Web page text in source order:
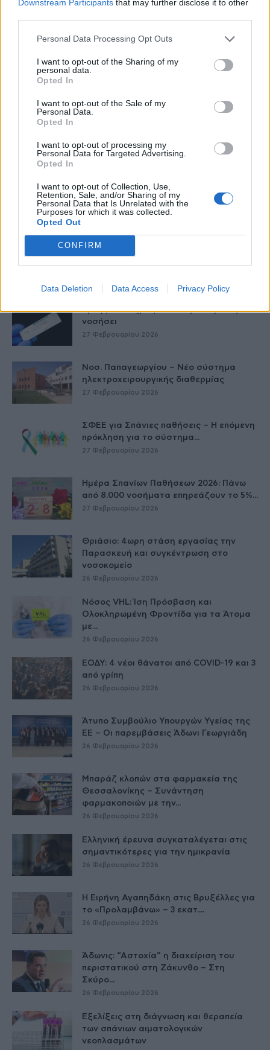
Downstream Participants that may further disclose it to other
Personal Data Processing Opt Outs
I want to opt-out of the Sharing of my
personal data.
Opted In
I want to opt-out of the Sale of my
Personal Data.
Opted In
I want to opt-out of processing my
Personal Data for Targeted Advertising.
Opted In
I want to opt-out of Collection, Use,
Retention, Sale, and/or Sharing of my
Personal Data that Is Unrelated with the
Purposes for which it was collected.
Opted Out
CONFIRM
Data Deletion Data Access Privacy Policy
Δείτε Ακόμη
Γεωργιάδης: Πολλαπλά οφέλη από τη
τομέα
27 Φεβρουαρίου 2026
στο Ίλιον – Τι ανακοινώθηκε από...
Δύο χρόνια λειτουργίας της Κλινικής
Μεταμόσχευσης Ήπατος στο «Λαϊκό»
αντιλιπιδαιμικού φαρμάκου
Έρπης Ζωστήρας: 1 στους 3 ενήλικες θα
νοσήσει
27 Φεβρουαρίου 2026
Νοσ. Παπαγεωργίου – Νέο σύστημα
ηλεκτροχειρουργικής διαθερμίας
27 Φεβρουαρίου 2026
ΣΦΕΕ για Σπάνιες παθήσεις – Η επόμενη
πρόκληση για το σύστημα...
27 Φεβρουαρίου 2026
Ημέρα Σπανίων Παθήσεων 2026: Πάνω
από 8.000 νοσήματα επηρεάζουν το 5%...
27 Φεβρουαρίου 2026
Θριάσιο: 4ωρη στάση εργασίας την
Παρασκευή και συγκέντρωση στο
νοσοκομείο
26 Φεβρουαρίου 2026
Νόσος VHL: Ίση Πρόσβαση και
Ολοκληρωμένη Φροντίδα για τα Άτομα
με...
26 Φεβρουαρίου 2026
ΕΟΔΥ: 4 νέοι θάνατοι από COVID-19 και 3
από γρίπη
26 Φεβρουαρίου 2026
Άτυπο Συμβούλιο Υπουργών Υγείας της
ΕE – Οι παρεμβάσεις Άδωνι Γεωργιάδη
26 Φεβρουαρίου 2026
Μπαράζ κλοπών στα φαρμακεία της
Θεσσαλονίκης – Συνάντηση
φαρμακοποιών με την...
26 Φεβρουαρίου 2026
Ελληνική έρευνα συγκαταλέγεται στις
σημαντικότερες για την ημικρανία
26 Φεβρουαρίου 2026
Η Ειρήνη Αγαπηδάκη στις Βρυξέλλες για
το «Προλαμβάνω» – 3 εκατ....
26 Φεβρουαρίου 2026
Άδωνις: “Αστοχία” η διαχείριση του
περιστατικού στη Ζάκυνθο – Στη
Σκύρο...
26 Φεβρουαρίου 2026
Εξελίξεις στη διάγνωση και θεραπεία
των σπάνιων αιματολογικών
νεοπλασμάτων